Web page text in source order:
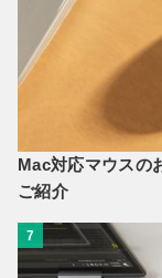
Mac対応マウスの
ご紹介
7